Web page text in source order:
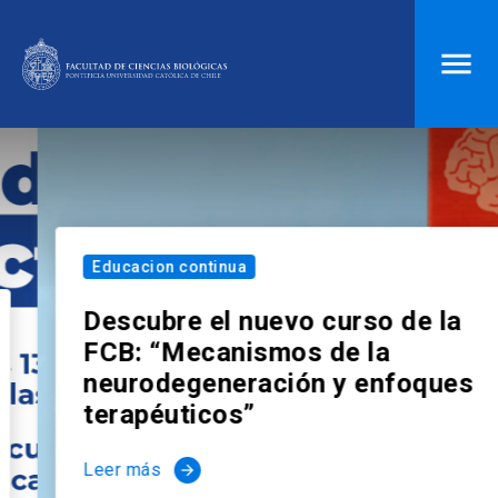
ACCESOS DIRECTOS
Mi portal UC
search
Inicio
Quiénes somos
Educacion continua
Descubre el nuevo curso de la
FCB: “Mecanismos de la
neurodegeneración y enfoques
terapéuticos”
Leer más arrow_forward